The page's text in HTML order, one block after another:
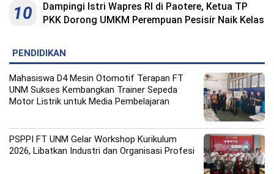
10
Dampingi Istri Wapres RI di Paotere, Ketua TP
PKK Dorong UMKM Perempuan Pesisir Naik Kelas
PENDIDIKAN
Mahasiswa D4 Mesin Otomotif Terapan FT
UNM Sukses Kembangkan Trainer Sepeda
Motor Listrik untuk Media Pembelajaran
PSPPI FT UNM Gelar Workshop Kurikulum
2026, Libatkan Industri dan Organisasi Profesi